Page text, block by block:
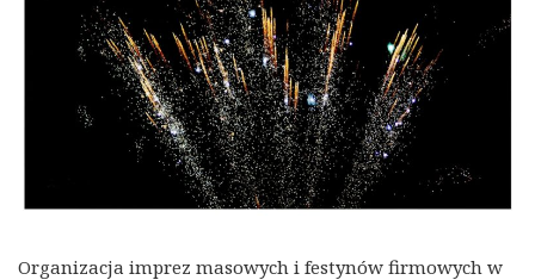
Organizacja imprez masowych i festynów firmowych w